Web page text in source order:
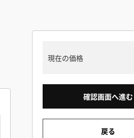
現在の価格
確認画面へ進む
戻る